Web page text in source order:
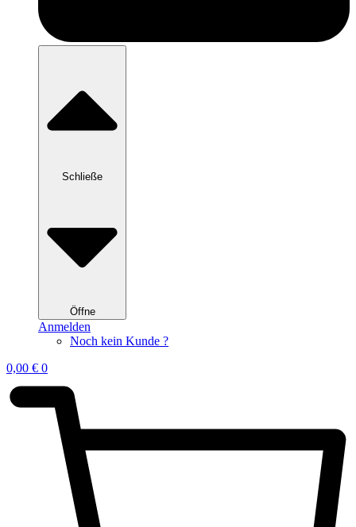
Schließe
Öffne
Anmelden
Noch kein Kunde ?
0,00 € 0